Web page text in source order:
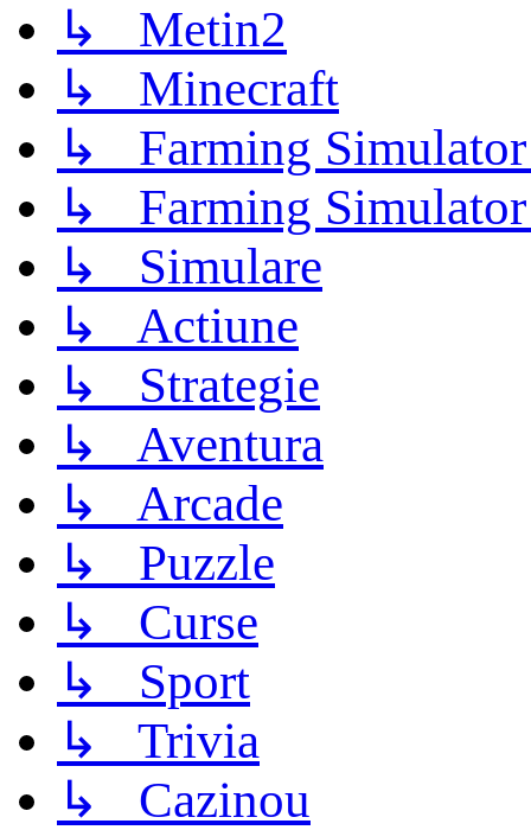
↳ Metin2
↳ Minecraft
↳ Farming
↳ Farming
↳ Simulare
↳ Actiune
↳ Strategie
↳ Aventura
↳ Arcade
↳ Puzzle
↳ Curse
↳ Sport
↳ Trivia
↳ Cazinou